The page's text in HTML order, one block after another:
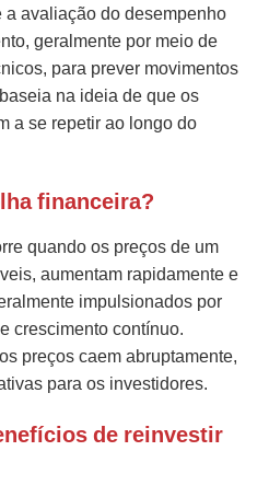
avaliação do desempenho
geralmente por meio de
para prever movimentos
na ideia de que os
a se repetir ao longo do
financeira?
quando os preços de um
aumentam rapidamente e
impulsionados por
crescimento contínuo.
preços caem abruptamente,
para os investidores.
de reinvestir